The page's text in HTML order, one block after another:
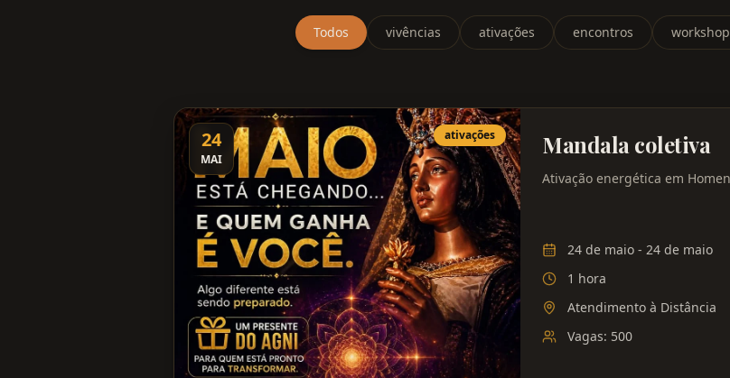
Todos vivências ativações encontros
24
MAI
ativações Mandala coletiva
Ativação energética em
24 de maio - 24 de maio
1 hora
Atendimento à Distância
Vagas: 500